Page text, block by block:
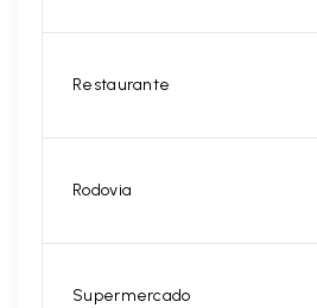
Restaurante
Rodovia
Supermercado